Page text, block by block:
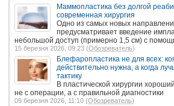
Маммопластика без долгой
современная хирургия
Одно из самых новых
предусматривает введение
небольшой доступ (примерно 1,5 см) с
15 березня 2026, 09:23 (Обозреватель)
Блефаропластика не для всех:
действительно нужна, а когда
тактику
В пластической хирургии
не с операции, а с правильной диагностики
09 березня 2026, 11:10 (Обозреватель)